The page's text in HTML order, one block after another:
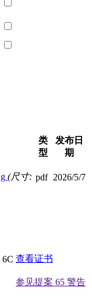
类
型
发布日
期
(尺寸: pdf 2026/5/7
6C 查看证书
参见提案 65 警告